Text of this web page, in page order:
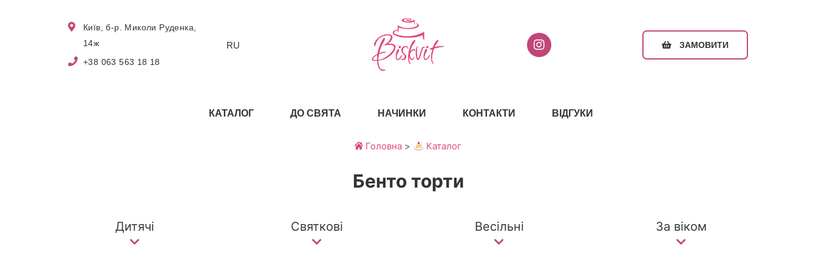
Київ, б-р. Миколи Руденка,
14ж
+38 063 563 18 18
RU ЗАМОВИТИ
КАТАЛОГ ДО СВЯТА НАЧИНКИ КОНТАКТИ ВІДГУКИ
Головна > Каталог
Бенто торти
Дитячі Святкові Весільні За віком